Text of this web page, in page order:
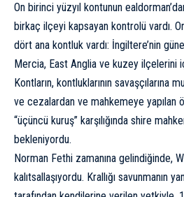
On birinci yüzyıl kontunun
birkaç ilçeyi kapsayan kontrolü vardı.
dört ana kontluk vardı: İngiltere’nin
Mercia, East Anglia ve kuzey ilçelerini
Kontların, kontluklarının
ve cezalardan ve mahkemeye yapılan
“üçüncü kuruş” karşılığında shire
bekleniyordu.
Norman Fethi zamanına gelindiğinde,
kalıtsallaşıyordu. Krallığı savunmanın